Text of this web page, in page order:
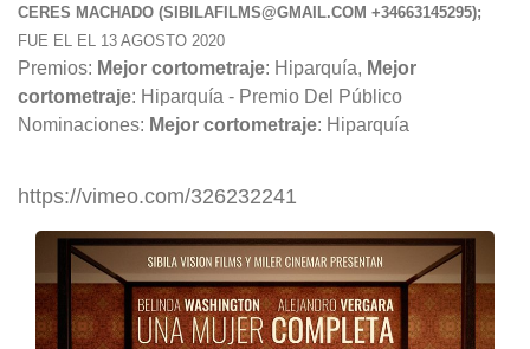
CERES MACHADO (SIBILAFILMS@GMAIL.COM +34663145295);
FUE EL EL 13 AGOSTO 2020
Premios: Mejor cortometraje: Hiparquía, Mejor
cortometraje: Hiparquía - Premio Del Público
Nominaciones: Mejor cortometraje: Hiparquía
https://vimeo.com/326232241